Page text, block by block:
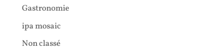
Gastronomie
ipa mosaic
Non classé